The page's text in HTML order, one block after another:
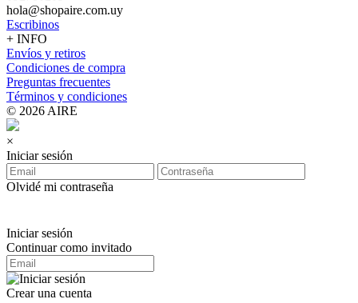
hola@shopaire.com.uy
Escribinos
+ INFO
Envíos y retiros
Condiciones de compra
Preguntas frecuentes
Términos y condiciones
© 2026 AIRE
×
Iniciar sesión
Olvidé mi contraseña
Iniciar sesión
Continuar como invitado
Crear una cuenta